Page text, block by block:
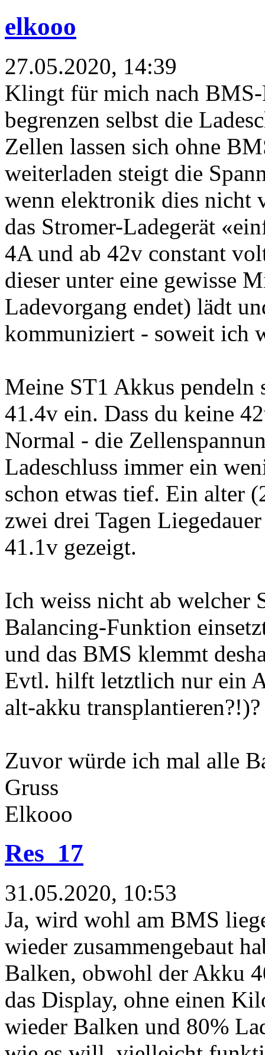
elkooo
27.05.2020, 14:39
Klingt für mich nach
begrenzen selbst die
Zellen lassen sich ohne
weiterladen steigt die
wenn elektronik dies nicht
das Stromer-Ladegerät
4A und ab 42v constant
dieser unter eine gewisse
Ladevorgang endet) lädt
kommuniziert - soweit ich
Meine ST1 Akkus pendeln
41.4v ein. Dass du keine
Normal - die
Ladeschluss immer ein
schon etwas tief. Ein alter
zwei drei Tagen
41.1v gezeigt.
Ich weiss nicht ab welcher
Balancing-Funktion
und das BMS klemmt
Evtl. hilft letztlich nur ein
alt-akku transplantieren?!)?
Zuvor würde ich mal alle
Gruss
Elkooo
Res_17
31.05.2020, 10:53
Ja, wird wohl am BMS
wieder zusammengebaut
Balken, obwohl der Akku
das Display, ohne einen
wieder Balken und 80%